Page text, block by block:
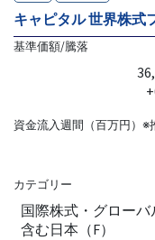
キャピタル 世界株式
基準価額/騰落
資金流入週間（百万円）※
カテゴリー
国際株式・グローバ
含む日本（F）